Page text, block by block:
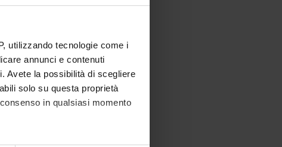
utilizzando tecnologie come i
annunci e contenuti
Avete la possibilità di scegliere
solo su questa proprietà
in qualsiasi momento